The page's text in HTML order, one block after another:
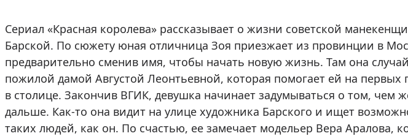
Сериал «Красная королева» рассказывает о жизни советской
Барской. По сюжету юная отличница Зоя приезжает из провинции в
предварительно сменив имя, чтобы начать новую жизнь. Там она
пожилой дамой Августой Леонтьевной, которая помогает ей на первых
в столице. Закончив ВГИК, девушка начинает задумываться о том, чем
дальше. Как-то она видит на улице художника Барского и ищет
таких людей, как он. По счастью, ее замечает модельер Вера Аралова,